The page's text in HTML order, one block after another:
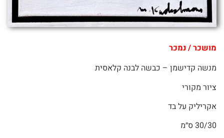
מושכר / נמכר
מנשה קדישמן – כבשה לבנה קלאסית
ציור מקורי
אקריליק על בד
30/30 ס״מ